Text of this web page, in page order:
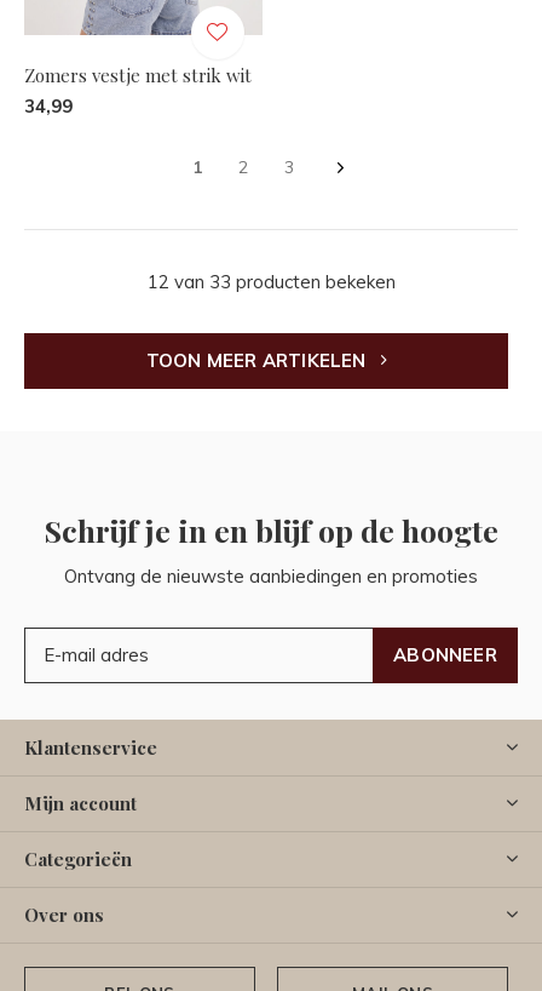
Zomers vestje met strik wit
34,99
1 2 3
12 van 33 producten bekeken
TOON MEER ARTIKELEN
Schrijf je in en blijf op de hoogte
Ontvang de nieuwste aanbiedingen en promoties
ABONNEER
Klantenservice
Mijn account
Categorieën
Over ons